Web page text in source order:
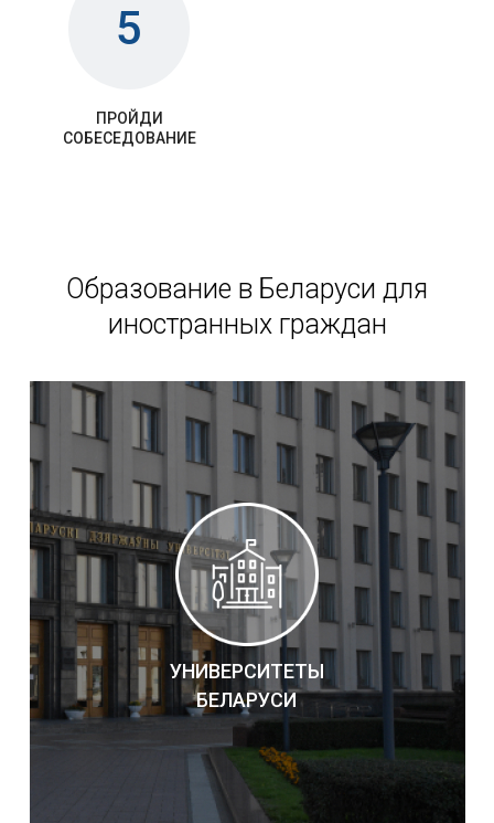
5
ПРОЙДИ
СОБЕСЕДОВАНИЕ
Образование в Беларуси для
иностранных граждан
УНИВЕРСИТЕТЫ
БЕЛАРУСИ